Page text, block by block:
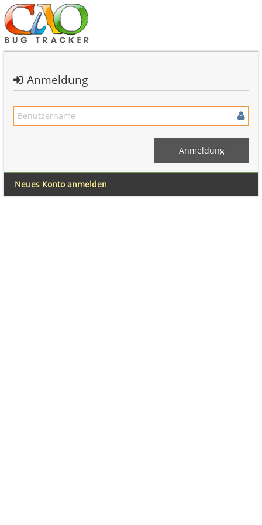
Anmeldung
Neues Konto anmelden